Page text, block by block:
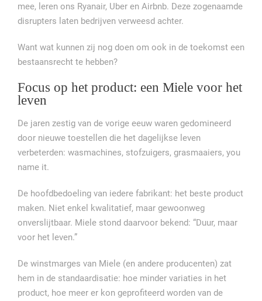
mee, leren ons Ryanair, Uber en Airbnb. Deze zogenaamde
disrupters laten bedrijven verweesd achter.
Want wat kunnen zij nog doen om ook in de toekomst een
bestaansrecht te hebben?
Focus op het product: een Miele voor het
leven
De jaren zestig van de vorige eeuw waren gedomineerd
door nieuwe toestellen die het dagelijkse leven
verbeterden: wasmachines, stofzuigers, grasmaaiers, you
name it.
De hoofdbedoeling van iedere fabrikant: het beste product
maken. Niet enkel kwalitatief, maar gewoonweg
onverslijtbaar. Miele stond daarvoor bekend: “Duur, maar
voor het leven.”
De winstmarges van Miele (en andere producenten) zat
hem in de standaardisatie: hoe minder variaties in het
product, hoe meer er kon geprofiteerd worden van de